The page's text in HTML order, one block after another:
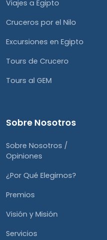
Viajes a Egipto
Cruceros por el Nilo
Excursiones en Egipto
Tours de Crucero
Tours al GEM
Sobre Nosotros
Sobre Nosotros /
Opiniones
¿Por Qué Elegirnos?
Premios
Visión y Misión
Servicios